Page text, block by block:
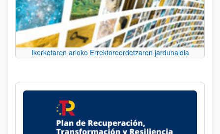
Ikerketaren arloko Errektoreordetzaren jardunaldia